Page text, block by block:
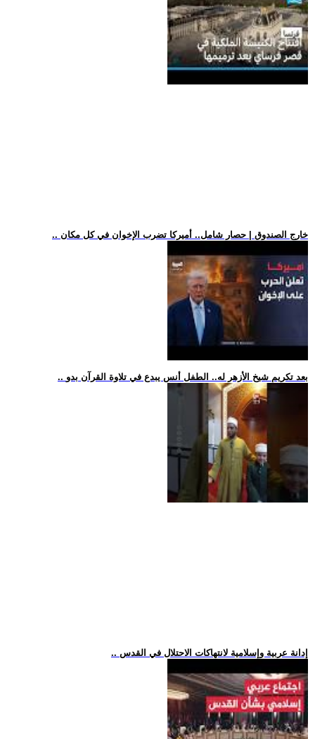
.. خارج الصندوق | حصار شامل.. أميركا تضرب الإخوان في كل مكان
.. بعد تكريم شيخ الأزهر له.. الطفل أنس يبدع في تلاوة القرآن بدو
.. إدانة عربية وإسلامية لانتهاكات الاحتلال في القدس